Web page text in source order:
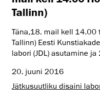
Tallinn)
Täna,18. mail kell 14.00
Tallinn) Eesti
labori (JDL) asutamine
20. juuni 2016
Jätkusuutliku disaini